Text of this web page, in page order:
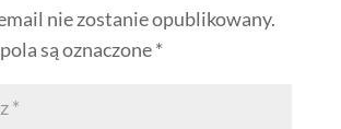
nie zostanie opublikowany.
są oznaczone*